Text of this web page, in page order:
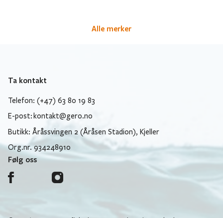
Alle merker
Ta kontakt
Telefon: (+47) 63 80 19 83
E-post: kontakt@gero.no
Butikk: Åråssvingen 2 (Åråsen Stadion), Kjeller
Org.nr. 934248910
Følg oss